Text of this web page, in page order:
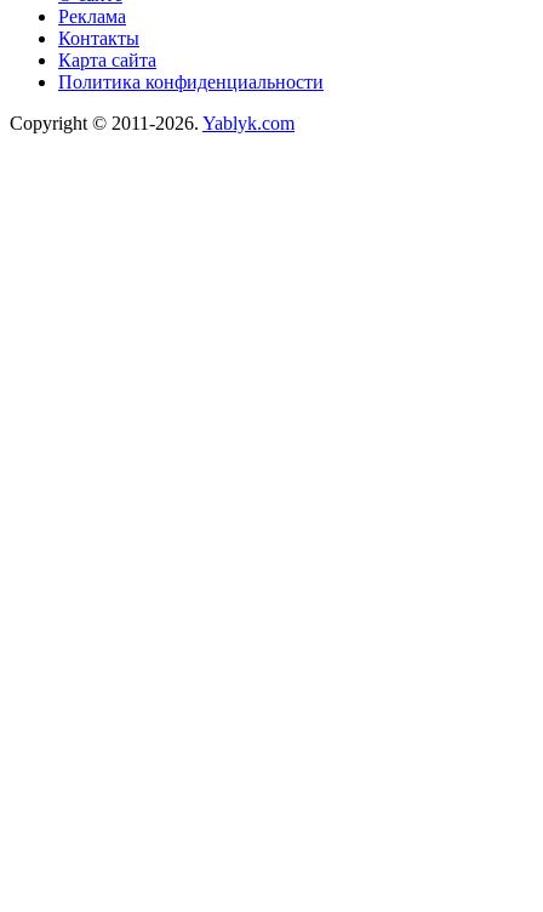
Реклама
Контакты
Карта сайта
Политика конфиденциальности
Copyright © 2011-2026. Yablyk.сom